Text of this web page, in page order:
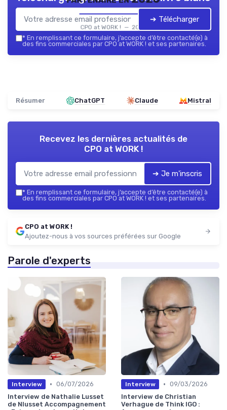
CPO at WORK ! — 2026
➔ Télécharger
* En remplissant ce formulaire, j’accepte d’être contacté(e) à
des fins commerciales par CPO at WORK ! et ses partenaires.
Résumer ChatGPT Claude Mistral
Recevez les dernières actualités de
CPO at WORK !
➔ Je m'inscris
* En remplissant ce formulaire, j’accepte d’être contacté(e) à
des fins commerciales par CPO at WORK ! et ses partenaires.
CPO at WORK !
Ajoutez-nous à vos sources préférées sur Google
Parole d'experts
Interview • 06/07/2026
Interview de Nathalie Lusset
de Nlusset Accompagnement
Interview • 09/03/2026
Interview de Christian
Verhague de Think IGO :